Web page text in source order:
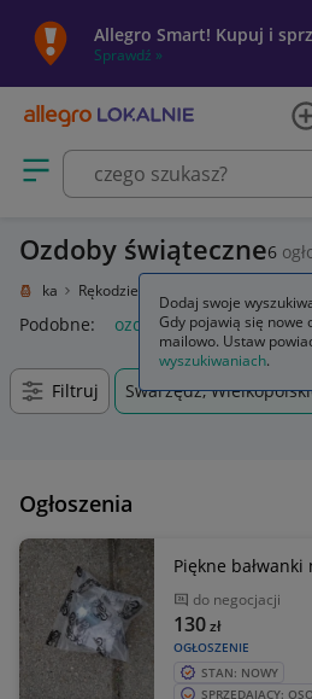
Allegro Smart! Kupuj i
Sprawdź »
Otwórz menu z kategoriami
Ozdoby świąteczne6
i sztuka Rękodzieło
Podobne: ozdoby świąteczne
Filtruj Swarzędz,
Ogłoszenia
Piękne
do negocjacji
OGŁOSZENIE
130zł
STAN: NOWY
SPRZEDAJĄCY:
Dodaj swoje
Gdy pojawią się nowe
mailowo. Ustaw
wyszukiwaniach.